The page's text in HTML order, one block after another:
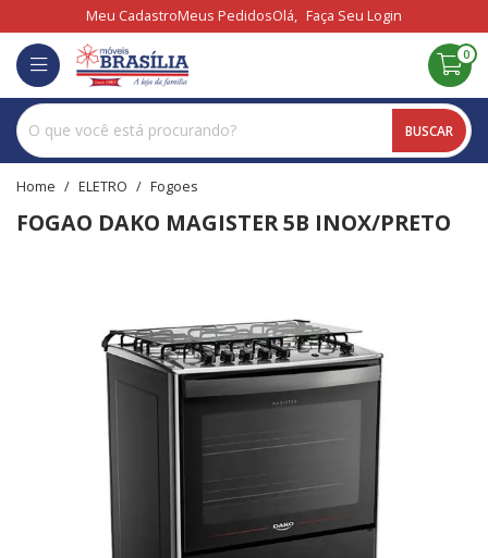
Meu CadastroMeus PedidosOlá, Faça Seu Login
BUSCAR
0
home ELETRO fogoes
FOGAO DAKO MAGISTER 5B INOX/PRETO